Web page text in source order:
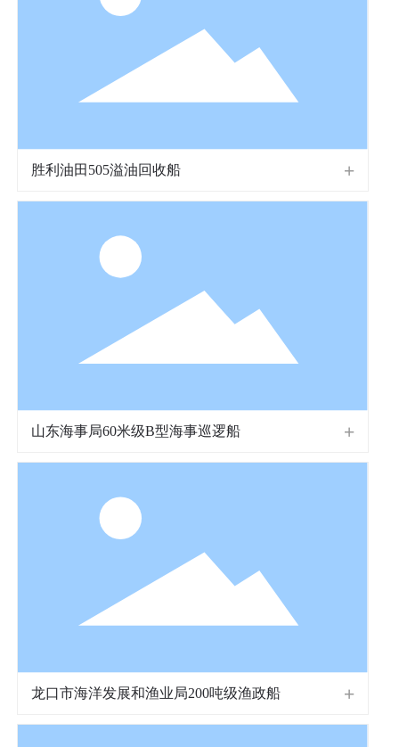
胜利油田505溢油回收船
山东海事局60米级B型海事巡逻船
龙口市海洋发展和渔业局200吨级渔政船